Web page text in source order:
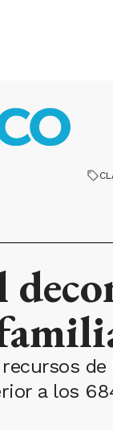
a los